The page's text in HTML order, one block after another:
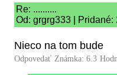
Re: ..........
Od: grgrg333 | Pridané:
Nieco na tom bude
Odpovedať Známka: 6.3